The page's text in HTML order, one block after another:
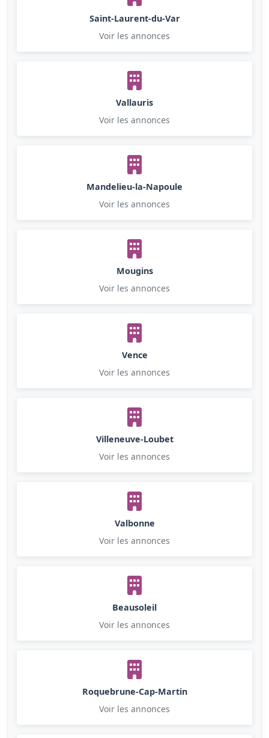
Saint-Laurent-du-Var
Voir les annonces
Vallauris
Voir les annonces
Mandelieu-la-Napoule
Voir les annonces
Mougins
Voir les annonces
Vence
Voir les annonces
Villeneuve-Loubet
Voir les annonces
Valbonne
Voir les annonces
Beausoleil
Voir les annonces
Roquebrune-Cap-Martin
Voir les annonces